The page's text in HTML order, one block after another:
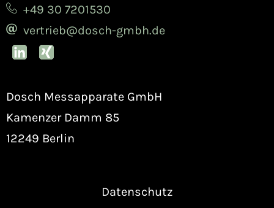
+49 30 7201530
vertrieb@dosch-gmbh.de
Dosch Messapparate GmbH
Kamenzer Damm 85
12249 Berlin
Datenschutz